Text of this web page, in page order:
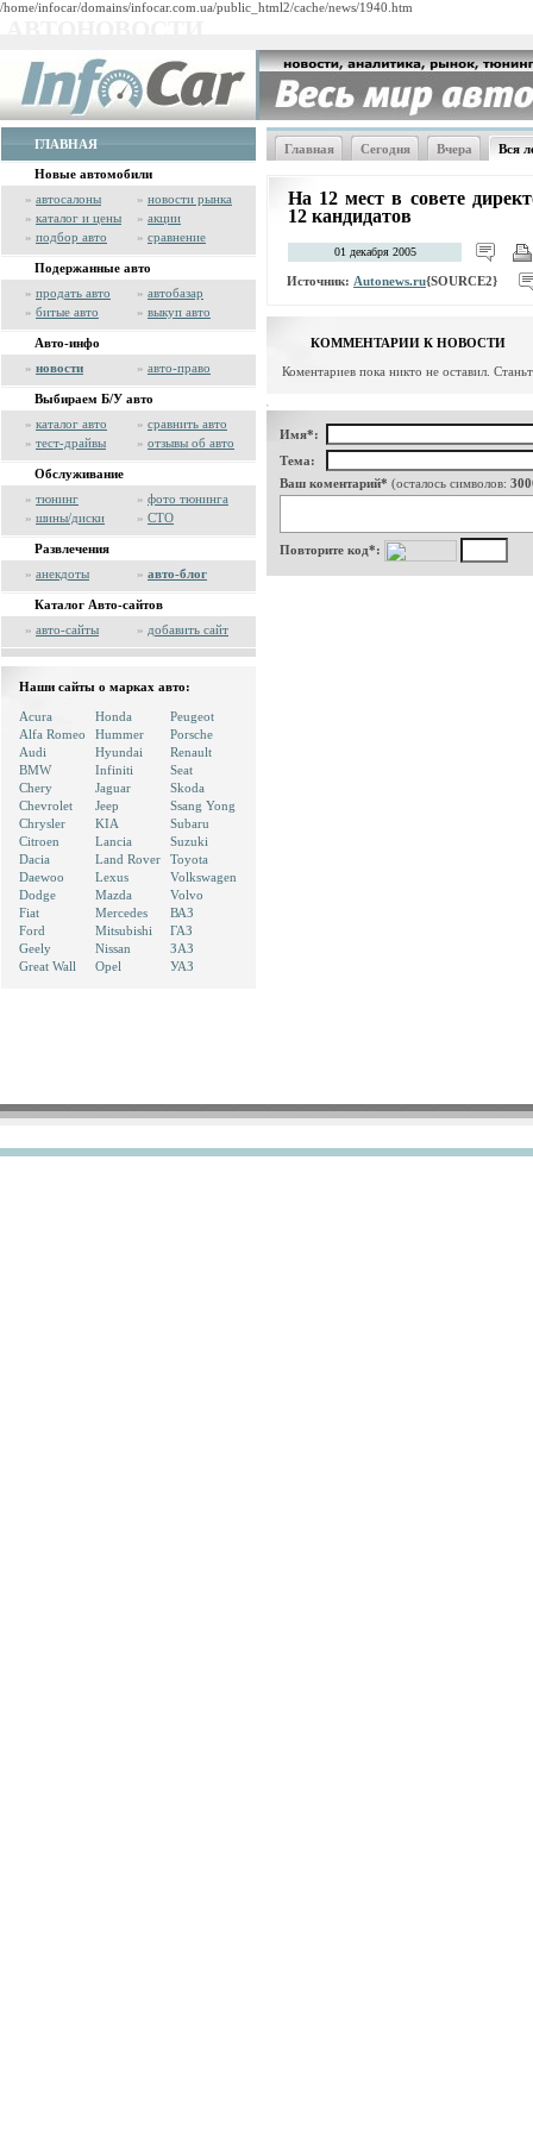
/home/infocar/domains/infocar.com.ua/public_html2/cache/news/1940.htm
ГЛАВНАЯ
Новые автомобили
» автосалоны » новости рынка
» каталог и цены » акции
» подбор авто » сравнение
Подержанные авто
» продать авто » автобазар
» битые авто » выкуп авто
Авто-инфо
» новости » авто-право
Выбираем Б/У авто
» каталог авто » сравнить авто
» тест-драйвы » отзывы об авто
Обслуживание
» тюнинг » фото тюнинга
» шины/диски » СТО
Развлечения
» анекдоты » авто-блог
Каталог Авто-сайтов
» авто-сайты » добавить сайт
Наши сайты о марках авто:
Acura
Alfa Romeo
Audi
BMW
Chery
Chevrolet
Chrysler
Citroen
Dacia
Daewoo
Dodge
Fiat
Ford
Geely
Great Wall
Honda
Hummer
Hyundai
Infiniti
Jaguar
Jeep
KIA
Lancia
Land Rover
Lexus
Mazda
Mercedes
Mitsubishi
Nissan
Opel
Peugeot
Porsche
Renault
Seat
Skoda
Ssang Yong
Subaru
Suzuki
Toyota
Volkswagen
Volvo
ВАЗ
ГАЗ
ЗАЗ
УАЗ
Главная Сегодня Вчера Вся
На 12 мест в совете
12 кандидатов
01 декабря 2005
Источник: Autonews.ru{SOURCE2}
КОММЕНТАРИИ К НОВОСТИ
Коментариев пока никто не оставил.
Имя*:
Тема:
Ваш коментарий* (осталось символов:
Повторите код*: